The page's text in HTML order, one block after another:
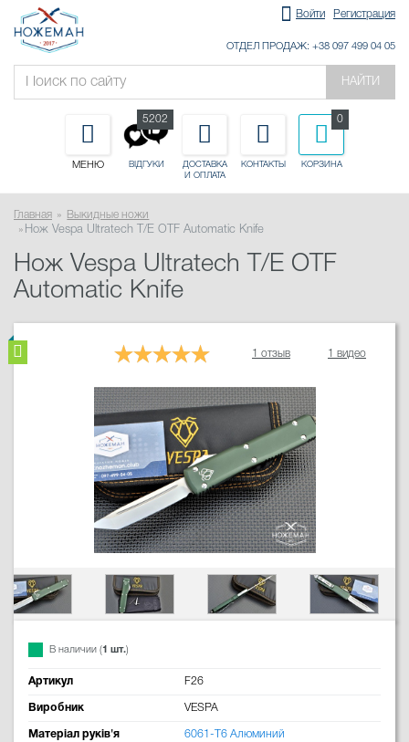
Войти Регистрация
ОТДЕЛ ПРОДАЖ: +38 097 499 04 05
НАЙТИ
МЕНЮ ВІДГУКИ
5202
ДОСТАВКА
И ОПЛАТА
КОНТАКТЫ КОРЗИНА
0
Главная
Выкидные ножи
Нож Vespa Ultratech T/E OTF Automatic Knife
Нож Vespa Ultratech T/E OTF
Automatic Knife
1 отзыв 1 видео
В наличии (1 шт.)
Артикул F26
Виробник VESPA
Матеріал руків'я 6061-T6 Алюминий